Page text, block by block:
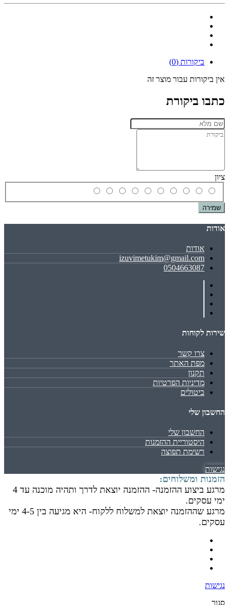
ביקורות (0)
אין ביקורות עבור מוצר זה
כתבו ביקורת
ציון
שמירה
אודות
אודות
izuvimetukim@gmail.com
0504663087
שירות לקוחות
צרו קשר
מפת האתר
תקנון
מדיניות הפרטיות
ביטולים
החשבון שלי
החשבון שלי
היסטוריית ההזמנות
רשימת תפוצה
נגישות
הזמנות ומשלוחים:
מרגע ביצוע ההזמנה- ההזמנה יוצאת לדרך ותהיה מוכנה עד 4
ימי עסקים.
מרגע שההזמנה יוצאת למשלוח ללקוח- היא מגיעה בין 4-5 ימי
עסקים.
נגישות
סגור